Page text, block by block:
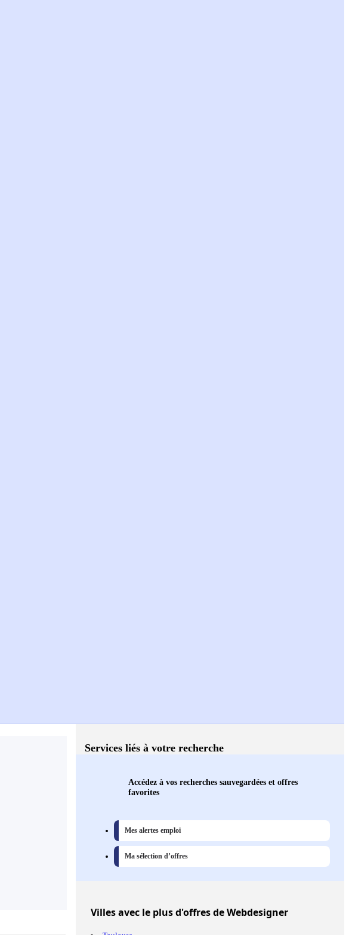
Services liés à votre recherche
Accédez à vos recherches sauvegardées et offres
favorites
Mes alertes emploi
Ma sélection d’offres
Villesavec le plus d'offres de Webdesigner